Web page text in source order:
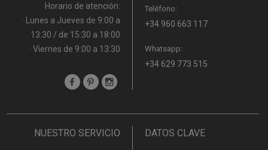
Horario de atención:
· Lunes a Jueves de 9:00 a
13:30 / de 15:30 a 18:00
· Viernes de 9:00 a 13:30
Teléfono:
+34 960 663 117
Whatsapp:
+34 629 773 515
NUESTRO SERVICIO DATOS CLAVE